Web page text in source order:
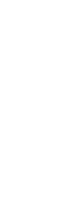
là :